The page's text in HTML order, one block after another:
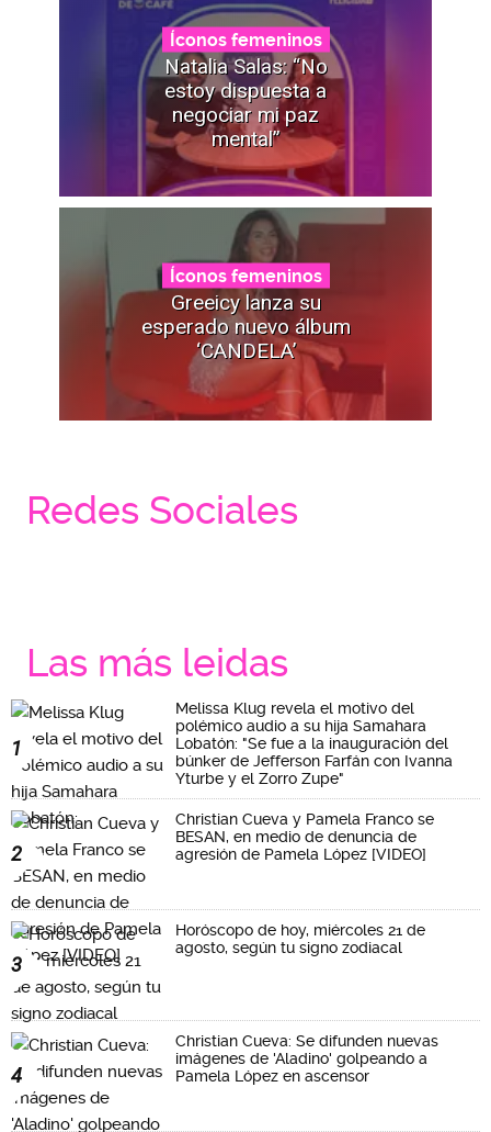
Íconos femeninos
Natalia Salas: “No
estoy dispuesta a
negociar mi paz
mental”
Íconos femeninos
Greeicy lanza su
esperado nuevo álbum
‘CANDELA’
Redes Sociales
Las más leidas
1
Melissa Klug revela el motivo del
polémico audio a su hija Samahara
Lobatón: "Se fue a la inauguración del
búnker de Jefferson Farfán con Ivanna
Yturbe y el Zorro Zupe"
2
Christian Cueva y Pamela Franco se
BESAN, en medio de denuncia de
agresión de Pamela López [VIDEO]
3
Horóscopo de hoy, miércoles 21 de
agosto, según tu signo zodiacal
4
Christian Cueva: Se difunden nuevas
imágenes de 'Aladino' golpeando a
Pamela López en ascensor